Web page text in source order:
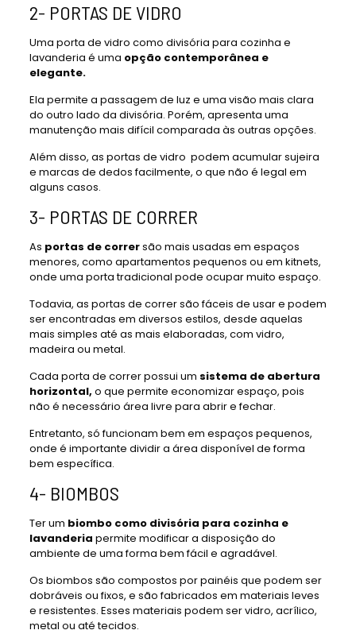
2- PORTAS DE VIDRO
Uma porta de vidro como divisória para cozinha e
lavanderia é uma opção contemporânea e
elegante.
Ela permite a passagem de luz e uma visão mais clara
do outro lado da divisória. Porém, apresenta uma
manutenção mais difícil comparada às outras opções.
Além disso, as portas de vidro podem acumular sujeira
e marcas de dedos facilmente, o que não é legal em
alguns casos.
3- PORTAS DE CORRER
As portas de corrersão mais usadas em espaços
menores, como apartamentos pequenos ou em kitnets,
onde uma porta tradicional pode ocupar muito espaço.
Todavia, as portas de correr são fáceis de usar e podem
ser encontradas em diversos estilos, desde aquelas
mais simples até as mais elaboradas, com vidro,
madeira ou metal.
Cada porta de correr possui um sistema de abertura
horizontal, o que permite economizar espaço, pois
não é necessário área livre para abrir e fechar.
Entretanto, só funcionam bem em espaços pequenos,
onde é importante dividir a área disponível de forma
bem específica.
4- BIOMBOS
Ter um biombo como divisória para cozinha e
lavanderia permite modificar a disposição do
ambiente de uma forma bem fácil e agradável.
Os biombos são compostos por painéis que podem ser
dobráveis ou fixos, e são fabricados em materiais leves
e resistentes. Esses materiais podem ser vidro, acrílico,
metal ou até tecidos.